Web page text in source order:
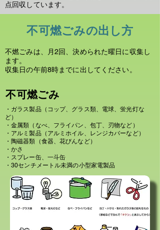
点回収しています。
不可燃ごみの出し方
不燃ごみは、月2回、決められた曜日に収集し
ます。
収集日の午前8時までに出してください。
不可燃ごみ
・ガラス製品（コップ、グラス類、電球、蛍光灯な
ど）
・金属類（なべ、フライパン、包丁、刃物など）
・アルミ製品（アルミホイル、レンジカバーなど）
・陶磁器類（食器、花びんなど）
・かさ
・スプレー缶、一斗缶
・30センチメートル未満の小型家電製品